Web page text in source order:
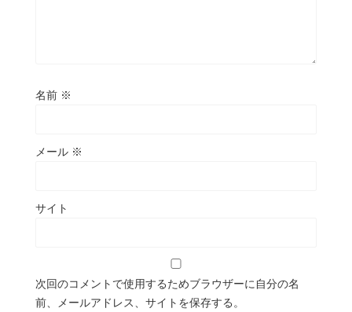
名前 ※
メール ※
サイト
次回のコメントで使用するためブラウザーに自分の名
前、メールアドレス、サイトを保存する。